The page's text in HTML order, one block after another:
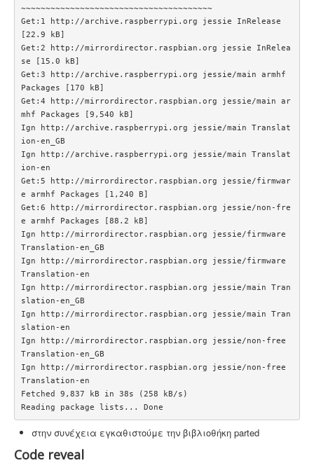
~~~~~~~~~~~~~~~~~~~~~~~~~~~~~~~~~~~~~~~
Get:1 http://archive.raspberrypi.org jessie InRelease
[22.9 kB]
Get:2 http://mirrordirector.raspbian.org jessie InRelea
se [15.0 kB]
Get:3 http://archive.raspberrypi.org jessie/main armhf
Packages [170 kB]
Get:4 http://mirrordirector.raspbian.org jessie/main ar
mhf Packages [9,540 kB]
Ign http://archive.raspberrypi.org jessie/main Translat
ion-en_GB
Ign http://archive.raspberrypi.org jessie/main Translat
ion-en
Get:5 http://mirrordirector.raspbian.org jessie/firmwar
e armhf Packages [1,240 B]
Get:6 http://mirrordirector.raspbian.org jessie/non-fre
e armhf Packages [88.2 kB]
Ign http://mirrordirector.raspbian.org jessie/firmware
Translation-en_GB
Ign http://mirrordirector.raspbian.org jessie/firmware
Translation-en
Ign http://mirrordirector.raspbian.org jessie/main Tran
slation-en_GB
Ign http://mirrordirector.raspbian.org jessie/main Tran
slation-en
Ign http://mirrordirector.raspbian.org jessie/non-free
Translation-en_GB
Ign http://mirrordirector.raspbian.org jessie/non-free
Translation-en
Fetched 9,837 kB in 38s (258 kB/s)
Reading package lists... Done
στην συνέχεια εγκαθιστούμε την βιβλιοθήκη parted
Code reveal